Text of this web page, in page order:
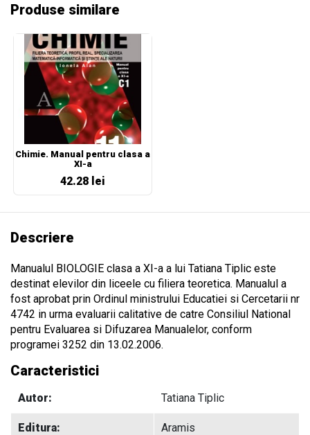
Produse similare
Chimie. Manual pentru clasa a
XI-a
42.28 lei
Descriere
Manualul BIOLOGIE clasa a XI-a a lui Tatiana Tiplic este
destinat elevilor din liceele cu filiera teoretica. Manualul a
fost aprobat prin Ordinul ministrului Educatiei si Cercetarii nr
4742 in urma evaluarii calitative de catre Consiliul National
pentru Evaluarea si Difuzarea Manualelor, conform
programei 3252 din 13.02.2006.
Caracteristici
Autor: Tatiana Tiplic
Editura: Aramis